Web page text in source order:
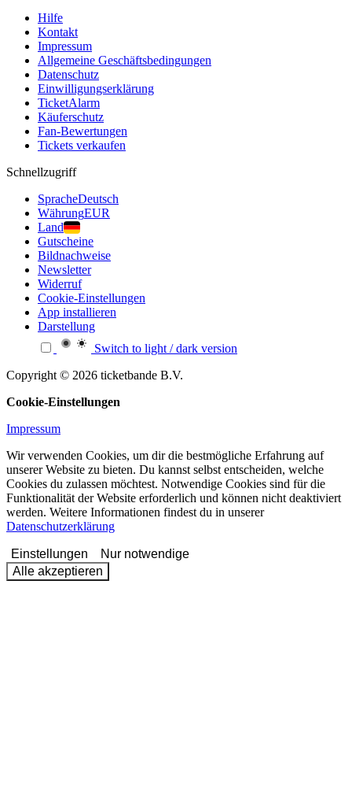
Hilfe
Kontakt
Impressum
Allgemeine Geschäftsbedingungen
Datenschutz
Einwilligungserklärung
TicketAlarm
Käuferschutz
Fan-Bewertungen
Tickets verkaufen
Schnellzugriff
SpracheDeutsch
WährungEUR
Land
Gutscheine
Bildnachweise
Newsletter
Widerruf
Cookie-Einstellungen
App installieren
Darstellung
Switch to light / dark version
Copyright © 2026 ticketbande B.V.
Cookie-Einstellungen
Impressum
Wir verwenden Cookies, um dir die bestmögliche Erfahrung auf
unserer Website zu bieten. Du kannst selbst entscheiden, welche
Cookies du zulassen möchtest. Notwendige Cookies sind für die
Funktionalität der Website erforderlich und können nicht deaktiviert
werden. Weitere Informationen findest du in unserer
Datenschutzerklärung
Einstellungen
Nur notwendige
Alle akzeptieren